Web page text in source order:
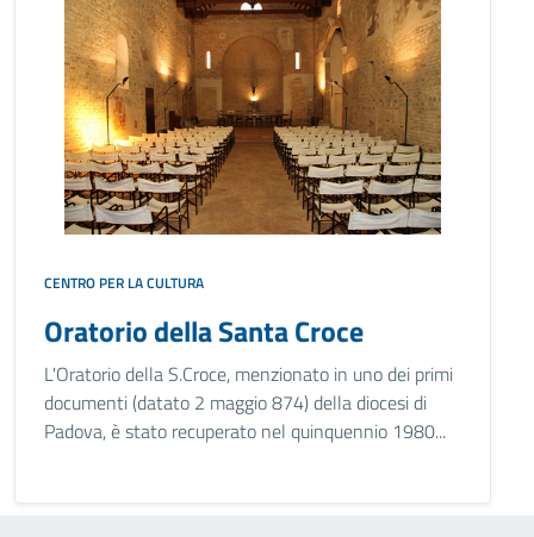
CENTRO PER LA CULTURA
Oratorio della Santa Croce
L'Oratorio della S.Croce, menzionato in uno dei primi
documenti (datato 2 maggio 874) della diocesi di
Padova, è stato recuperato nel quinquennio 1980...